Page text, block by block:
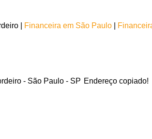
| Financeira em São Paulo
- São Paulo - SP Endereço copiado!